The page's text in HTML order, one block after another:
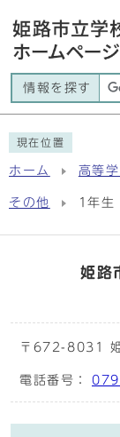
情報を探す
現在位置
ホーム 高等
その他 1年
姫路
〒672-8031
電話番号：